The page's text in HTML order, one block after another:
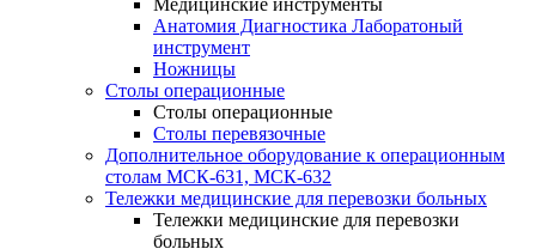
Медицинские инструменты
Анатомия Диагностика Лаборатоный
инструмент
Ножницы
Столы операционные
Столы операционные
Столы перевязочные
Дополнительное оборудование к операционным
столам МСК-631, МСК-632
Тележки медицинские для перевозки больных
Тележки медицинские для перевозки
больных